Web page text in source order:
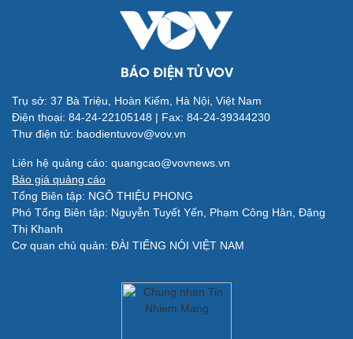
Quân sự - Quốc phòng
Vũ khí
Việt Nam
Phân tích
BÁO ĐIỆN TỬ VOV
Trụ sở: 37 Bà Triệu, Hoàn Kiếm, Hà Nội, Việt Nam
Điện thoại: 84-24-22105148 | Fax: 84-24-39344230
Thư điện tử: baodientuvov@vov.vn
Liên hệ quảng cáo: quangcao@vovnews.vn
Báo giá quảng cáo
Tổng Biên tập: NGÔ THIỆU PHONG
Phó Tổng Biên tập: Nguyễn Tuyết Yến, Phạm Công Hân, Đặng
Thị Khanh
Cơ quan chủ quản: ĐÀI TIẾNG NÓI VIỆT NAM